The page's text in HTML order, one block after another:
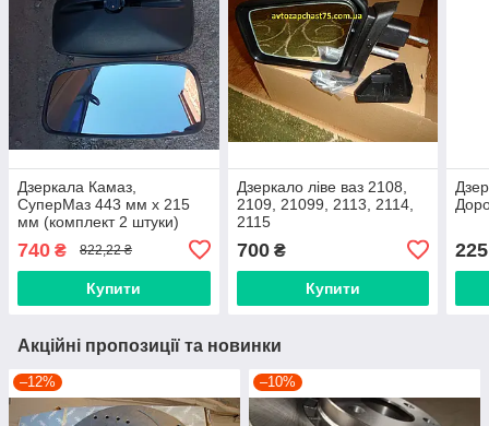
Дзеркала Камаз,
СуперМаз 443 мм х 215
мм (комплект 2 штуки)
Виробник Дорожня карта,
Харків
740 ₴ 822,22 ₴
Купити
Дзеркало ліве ваз 2108,
2109, 21099, 2113, 2114,
2115
700₴
Купити
225
Акційні пропозиції та новинки
–12% –10%